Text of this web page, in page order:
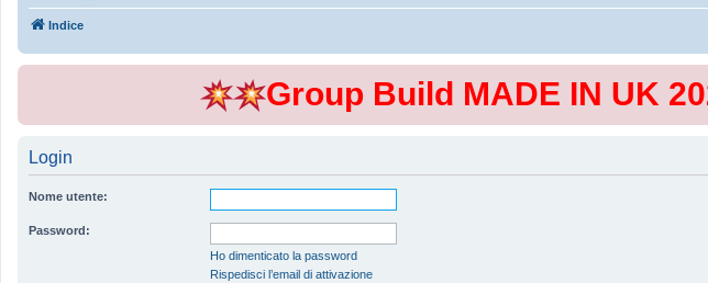
Indice
Group Build MADE IN UK
Login
Nome utente:
Password:
Ho dimenticato la password
Rispedisci l’email di attivazione